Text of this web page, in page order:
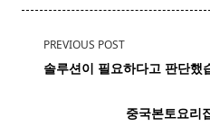
<span
class="nav-
PREVIOUS POST
솔루션이 필요하다고 판단했
중국본토요리